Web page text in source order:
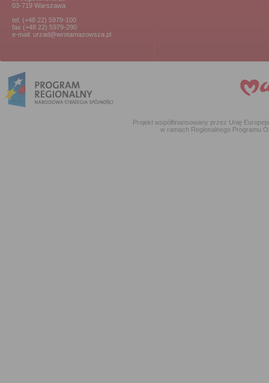
03-719 Warszawa
tel. (+48 22) 5979-100
fax (+48 22) 5979-290
e-mail: urzad@wrotamazowsza.pl
Projekt współfinansowany przez Unię
w ramach Regionalnego Programu